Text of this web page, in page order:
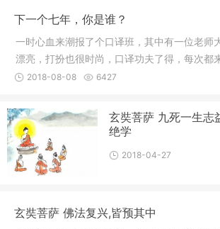
下一个七年，你是谁？
一时心血来潮报了个口译班，其中有一位老师
漂亮，打扮也很时尚，口译功夫了得，每次都
花5分钟
2018-08-08 6427
玄奘菩萨 九死一生志
绝学
2018-04-27
玄奘菩萨 佛法复兴,皆预其中